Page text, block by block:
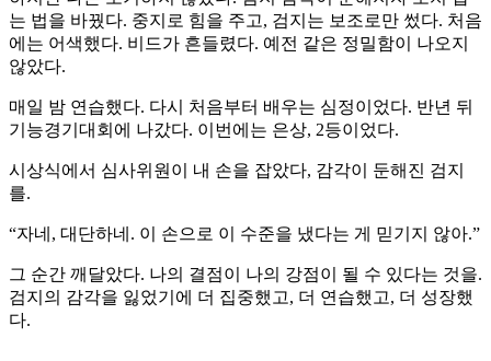
는 법을 바꿨다. 중지로 힘을 주고, 검지는 보조로만 썼다. 처음
에는 어색했다. 비드가 흔들렸다. 예전 같은 정밀함이 나오지
않았다.
매일 밤 연습했다. 다시 처음부터 배우는 심정이었다. 반년 뒤
기능경기대회에 나갔다. 이번에는 은상, 2등이었다.
시상식에서 심사위원이 내 손을 잡았다, 감각이 둔해진 검지
를.
“자네, 대단하네. 이 손으로 이 수준을 냈다는 게 믿기지 않아.”
그 순간 깨달았다. 나의 결점이 나의 강점이 될 수 있다는 것을.
검지의 감각을 잃었기에 더 집중했고, 더 연습했고, 더 성장했
다.